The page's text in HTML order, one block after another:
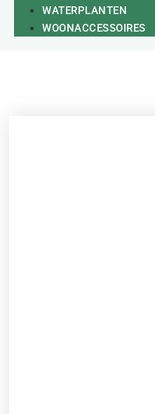
WATERPLANTEN
WOONACCESSOIRES